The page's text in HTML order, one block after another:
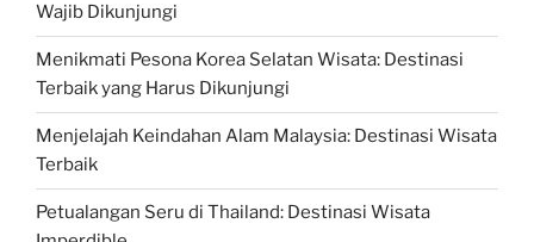
Wajib Dikunjungi
Menikmati Pesona Korea Selatan Wisata: Destinasi
Terbaik yang Harus Dikunjungi
Menjelajah Keindahan Alam Malaysia: Destinasi Wisata
Terbaik
Petualangan Seru di Thailand: Destinasi Wisata